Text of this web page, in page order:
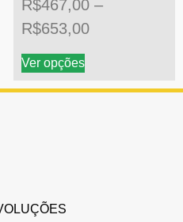
R$467,00 –
R$653,00
Ver opções